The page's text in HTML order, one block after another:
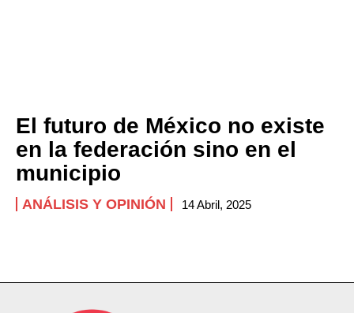
El futuro de México no existe
en la federación sino en el
municipio
ANÁLISIS Y OPINIÓN 14 Abril, 2025